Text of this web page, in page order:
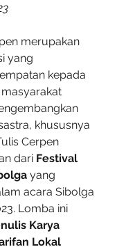
merupakan
yang
kepada
khususnya
Cerpen
dari Festival
yang
acara Sibolga
Lomba ini
Karya
Lokal